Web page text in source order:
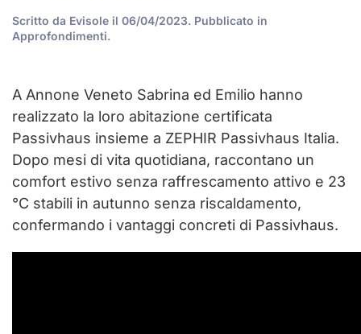
Scritto da Evisole il 06/04/2023. Pubblicato in
Approfondimenti.
A Annone Veneto Sabrina ed Emilio hanno
realizzato la loro abitazione certificata
Passivhaus insieme a ZEPHIR Passivhaus Italia.
Dopo mesi di vita quotidiana, raccontano un
comfort estivo senza raffrescamento attivo e 23
°C stabili in autunno senza riscaldamento,
confermando i vantaggi concreti di Passivhaus.